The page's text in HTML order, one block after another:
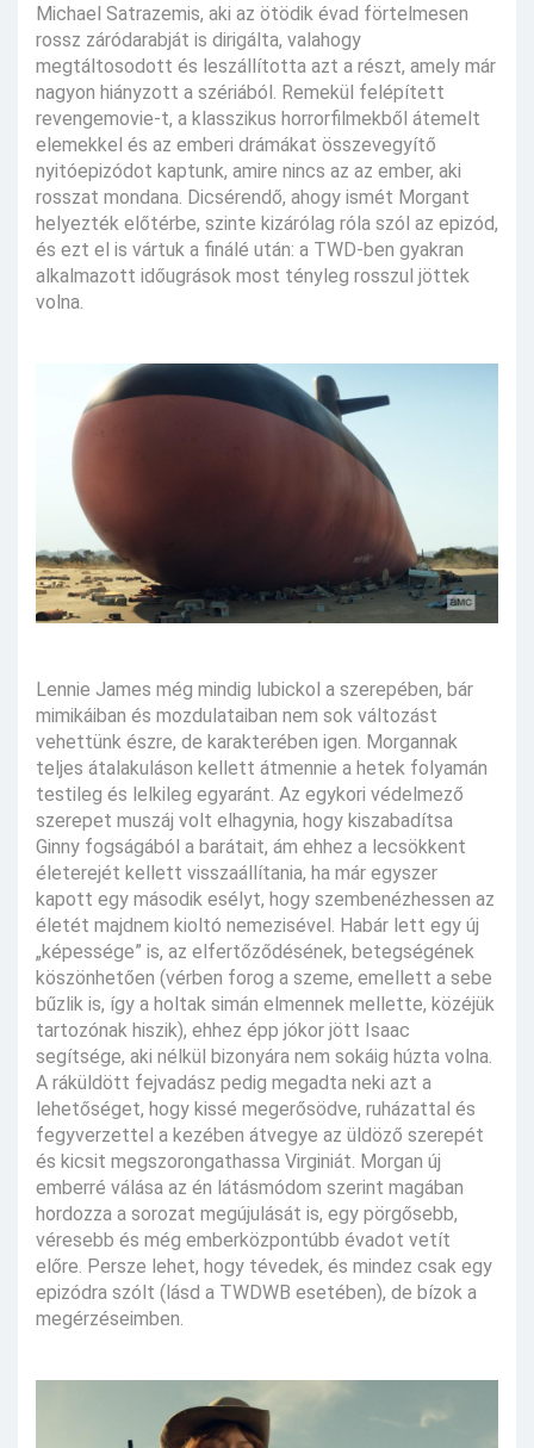
Michael Satrazemis, aki az ötödik évad förtelmesen
rossz záródarabját is dirigálta, valahogy
megtáltosodott és leszállította azt a részt, amely már
nagyon hiányzott a szériából. Remekül felépített
revengemovie-t, a klasszikus horrorfilmekből átemelt
elemekkel és az emberi drámákat összevegyítő
nyitóepizódot kaptunk, amire nincs az az ember, aki
rosszat mondana. Dicsérendő, ahogy ismét Morgant
helyezték előtérbe, szinte kizárólag róla szól az epizód,
és ezt el is vártuk a finálé után: a TWD-ben gyakran
alkalmazott időugrások most tényleg rosszul jöttek
volna.
Lennie James még mindig lubickol a szerepében, bár
mimikáiban és mozdulataiban nem sok változást
vehettünk észre, de karakterében igen. Morgannak
teljes átalakuláson kellett átmennie a hetek folyamán
testileg és lelkileg egyaránt. Az egykori védelmező
szerepet muszáj volt elhagynia, hogy kiszabadítsa
Ginny fogságából a barátait, ám ehhez a lecsökkent
életerejét kellett visszaállítania, ha már egyszer
kapott egy második esélyt, hogy szembenézhessen az
életét majdnem kioltó nemezisével. Habár lett egy új
„képessége” is, az elfertőződésének, betegségének
köszönhetően (vérben forog a szeme, emellett a sebe
bűzlik is, így a holtak simán elmennek mellette, közéjük
tartozónak hiszik), ehhez épp jókor jött Isaac
segítsége, aki nélkül bizonyára nem sokáig húzta volna.
A ráküldött fejvadász pedig megadta neki azt a
lehetőséget, hogy kissé megerősödve, ruházattal és
fegyverzettel a kezében átvegye az üldöző szerepét
és kicsit megszorongathassa Virginiát. Morgan új
emberré válása az én látásmódom szerint magában
hordozza a sorozat megújulását is, egy pörgősebb,
véresebb és még emberközpontúbb évadot vetít
előre. Persze lehet, hogy tévedek, és mindez csak egy
epizódra szólt (lásd a TWDWB esetében), de bízok a
megérzéseimben.